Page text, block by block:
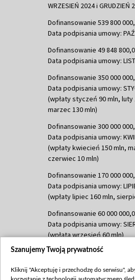
WRZESIEŃ 2024 i GRUDZIEŃ
Dofinansowanie 539 800
Data podpisania umowy:
Dofinansowanie 49 848
Data podpisania umowy:
Dofinansowanie 350 000
Data podpisania umowy:
(wpłaty styczeń 90 mln, luty
marzec 130 mln)
Dofinansowanie 300 000
Data podpisania umowy:
(wpłaty kwiecień 150 mln,
czerwiec 10 mln)
Dofinansowanie 170 000
Data podpisania umowy:
(wpłaty lipiec 160 mln,
Dofinansowanie 60 000
Data podpisania umowy:
(wpłata wrzesień 60 mln)
Dofinansowanie 635 783
(wpłata wrzesień 100 mln,
Szanujemy Twoją prywatność
Kliknij "Akceptuję i przechodzę do serwisu",